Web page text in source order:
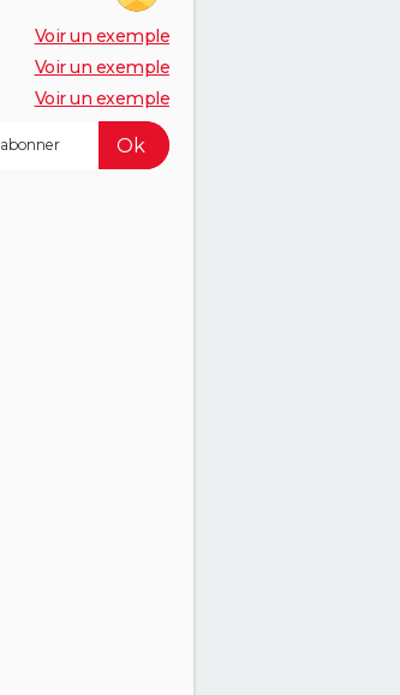
Voir un exemple
Voir un exemple
Voir un exemple